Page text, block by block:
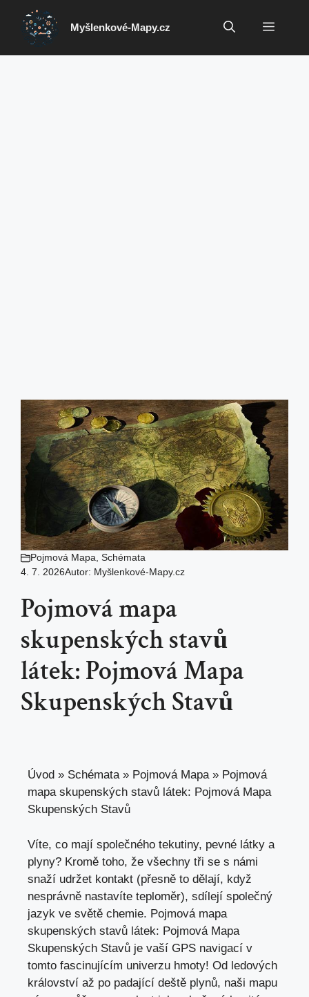
Přeskočit
obsah
Myšlenkové-Mapy.cz Menu
Pojmová Mapa, Schémata
4. 7. 2026Autor: Myšlenkové-Mapy.cz
Pojmová mapa
skupenských stavů
látek: Pojmová Mapa
Skupenských Stavů
Úvod » Schémata» Pojmová Mapa» Pojmová
mapa skupenských stavů látek: Pojmová Mapa
Skupenských Stavů
Víte, co mají společného tekutiny, pevné látky a
plyny? Kromě toho, že všechny tři se s námi
snaží udržet kontakt (přesně to dělají, když
nesprávně nastavíte teploměr), sdílejí společný
jazyk ve světě chemie. Pojmová mapa
skupenských stavů látek: Pojmová Mapa
Skupenských Stavů je vaší GPS navigací v
tomto fascinujícím univerzu hmoty! Od ledových
království až po padající deště plynů, naši mapu